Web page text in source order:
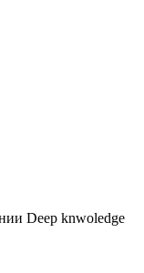
Deep knwoledge